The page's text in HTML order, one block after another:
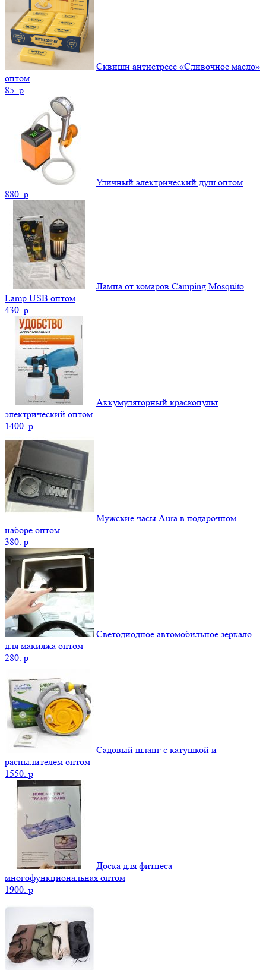
Сквиши антистресс «Сливочное масло»
оптом
85. p
Уличный электрический душ оптом
880. p
Лампа от комаров Camping Mosquito
Lamp USB оптом
430. p
Аккумуляторный краскопульт
электрический оптом
1400. p
Мужские часы Aura в подарочном
наборе оптом
380. p
Светодиодное автомобильное зеркало
для макияжа оптом
280. p
Садовый шланг с катушкой и
распылителем оптом
1550. p
Доска для фитнеса
многофункциональная оптом
1900. p